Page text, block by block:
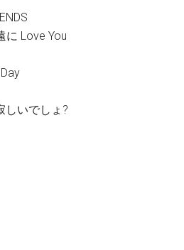
Love You
いでしょ?